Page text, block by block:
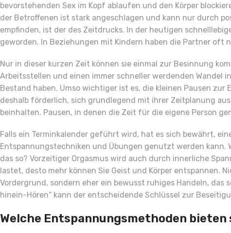
bevorstehenden Sex im Kopf ablaufen und den Körper
der Betroffenen ist stark angeschlagen und kann nur durch
empfinden, ist der des Zeitdrucks. In der heutigen
geworden. In Beziehungen mit Kindern haben die Partner oft
Nur in dieser kurzen Zeit können sie einmal zur Besinnung
Arbeitsstellen und einen immer schneller werdenden Wandel
Bestand haben. Umso wichtiger ist es, die kleinen Pausen
deshalb förderlich, sich grundlegend mit ihrer Zeitplanung
beinhalten. Pausen, in denen die Zeit für die eigene Person
Falls ein Terminkalender geführt wird, hat es sich bewährt,
Entspannungstechniken und Übungen genutzt werden
das so? Vorzeitiger Orgasmus wird auch durch innerliche
lastet, desto mehr können Sie Geist und Körper entspannen.
Vordergrund, sondern eher ein bewusst ruhiges Handeln,
hinein-Hören“ kann der entscheidende Schlüssel zur
Welche Entspannungsmethoden bieten